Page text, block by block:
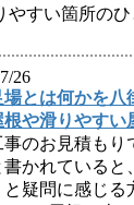
すい箇所のひ
26
場とは何かを八
根や滑りやすい
事のお見積も
書かれていると
と疑問に感じ